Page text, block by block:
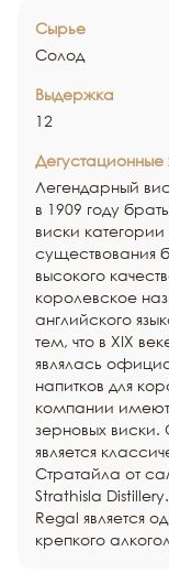
Сырье
Солод
Выдержка
12
Дегустационные
Легендарный
в 1909 году
виски
существования
высокого
королевское
английского
тем, что в XIX
являлась
напитков для
компании
зерновых
является
Стратайла от
Strathisla
Regal является
крепкого